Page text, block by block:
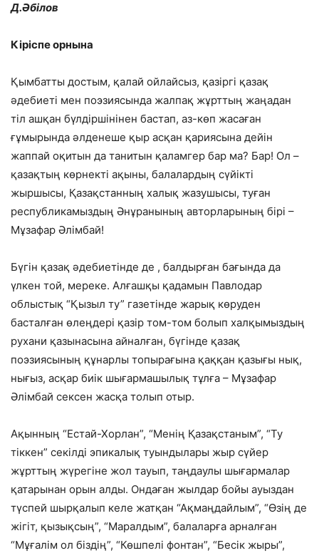
Д.Әбілов
Кіріспе орнына
Қымбатты достым, қалай ойлайсыз, қазіргі қазақ
әдебиеті мен поэзиясында жалпақ жұрттың жаңадан
тіл ашқан бүлдіршінінен бастап, аз-көп жасаған
ғұмырында әлденеше қыр асқан қариясына дейін
жаппай оқитын да танитын қаламгер бар ма? Бар! Ол –
қазақтың көрнекті ақыны, балалардың сүйікті
жыршысы, Қазақстанның халық жазушысы, туған
республикамыздың Әнұранының авторларының бірі –
Мұзафар Әлімбай!
Бүгін қазақ әдебиетінде де , балдырған бағында да
үлкен той, мереке. Алғашқы қадамын Павлодар
облыстық “Қызыл ту” газетінде жарық көруден
басталған өлеңдері қазір том-том болып халқымыздың
рухани қазынасына айналған, бүгінде қазақ
поэзиясының құнарлы топырағына қаққан қазығы нық,
нығыз, асқар биік шығармашылық тұлға – Мұзафар
Әлімбай сексен жасқа толып отыр.
Ақынның “Естай-Хорлан”, “Менің Қазақстаным”, “Ту
тіккен” секілді эпикалық туындылары жыр сүйер
жұрттың жүрегіне жол тауып, таңдаулы шығармалар
қатарынан орын алды. Ондаған жылдар бойы ауыздан
түспей шырқалып келе жатқан “Ақмаңдайлым”, “Өзің де
жігіт, қызықсың”, “Маралдым”, балаларға арналған
“Мұғалім ол біздің”, “Көшпелі фонтан”, “Бесік жыры”,